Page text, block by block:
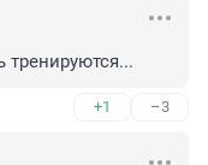
тренируются...
+1 –3